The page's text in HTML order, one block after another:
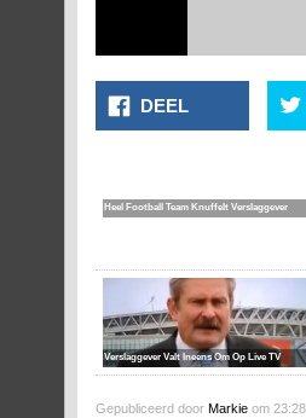
DEEL
Heel Football Team Knuffelt Verslaggever
Verslaggever Valt Ineens Om Op Live TV
Gepubliceerd door Markie om 23:28